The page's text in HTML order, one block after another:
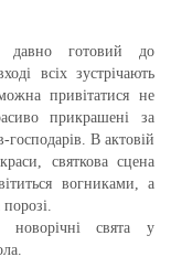
давно готовий до
всіх зустрічають
привітатися не
прикрашені за
В актовій
святкова сцена
вогниками, а
свята у